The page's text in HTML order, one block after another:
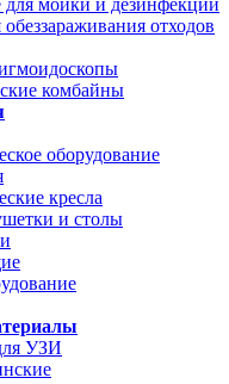
для мойки и дезинфекции
отходов
комбайны
оборудование
кресла
и столы
УЗИ